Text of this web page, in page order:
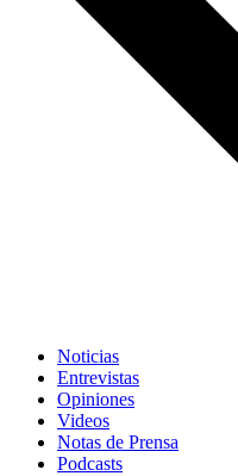
Noticias
Entrevistas
Opiniones
Videos
Notas de Prensa
Podcasts